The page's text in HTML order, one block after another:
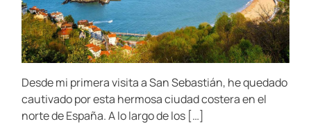
d
r
e
a
d
i
m
e
Desde mi primera visita a San Sebastián, he quedado
cautivado por esta hermosa ciudad costera en el
norte de España. A lo largo de los […]